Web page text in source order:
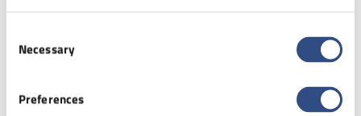
Selection
Necessary
Preferences
pásky?